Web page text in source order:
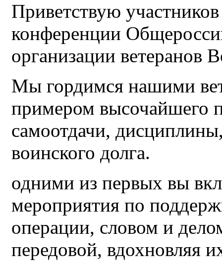
Приветствую
конференции
организации ветеранов
Мы гордимся нашими
примером высочайшего
самоотдачи,
воинского долга.
одними из первых вы
мероприятия по
операции, словом и
передовой, вдохновляя